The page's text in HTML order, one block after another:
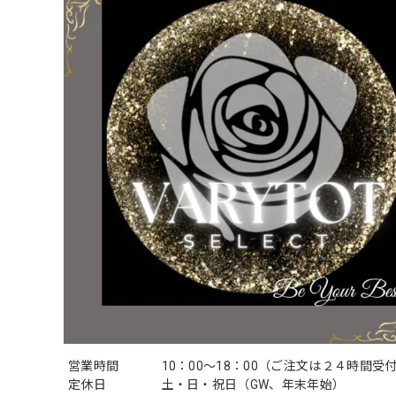
営業時間
10：00〜18：00（ご注文は２４時間受
定休日
土・日・祝日（GW、年末年始）